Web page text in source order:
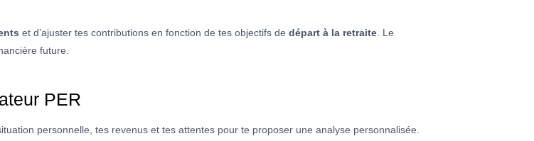
et d’ajuster tes contributions en fonction de tes objectifs de départ à la retraite . Le
future.
PER
personnelle, tes revenus et tes attentes pour te proposer une analyse personnalisée.